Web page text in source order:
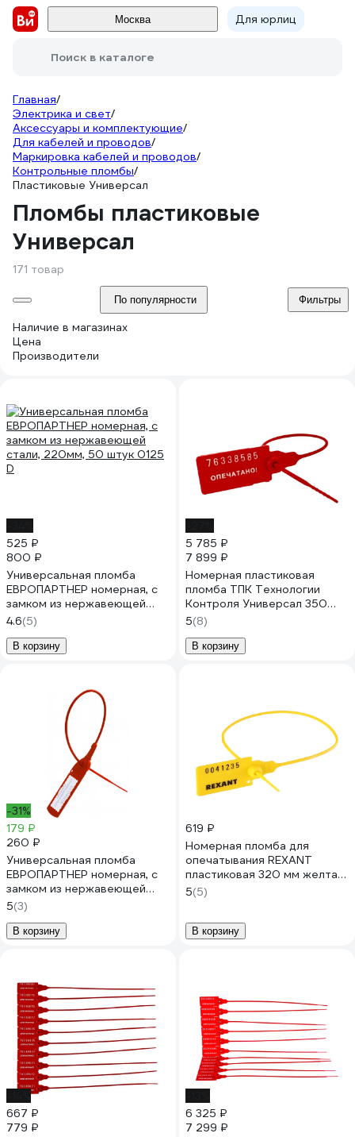
Москва Для юрлиц
Поиск в каталоге
Главная/
Электрика и свет/
Аксессуары и комплектующие/
Для кабелей и проводов/
Маркировка кабелей и проводов/
Контрольные пломбы/
Пластиковые Универсал
Пломбы пластиковые
Универсал
171 товар
По популярности Фильтры
Наличие в магазинах
Цена
Производители
525 ₽
800 ₽
Универсальная пломба
ЕВРОПАРТНЕР номерная, с
замком из нержавеющей
стали, 220мм, 50 штук 0125
4.6(5)
В корзину
5 785 ₽
7 899 ₽
Номерная пластиковая
пломба ТПК Технологии
Контроля Универсал 350
(Цвет:красный) 1000 шт.
24161
5(8)
В корзину
-31%
179 ₽
260 ₽
Универсальная пломба
ЕВРОПАРТНЕР номерная, с
замком из нержавеющей
стали, 220 мм, 10 штук 3
0009 8
5(3)
В корзину
619 ₽
Номерная пломба для
опечатывания REXANT
пластиковая 320 мм желтая
50 шт 07-6132
5(5)
В корзину
667 ₽
779 ₽
6 325 ₽
7 299 ₽